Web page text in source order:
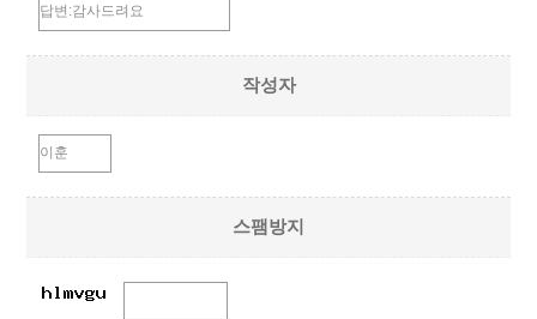
작성자
스팸방지